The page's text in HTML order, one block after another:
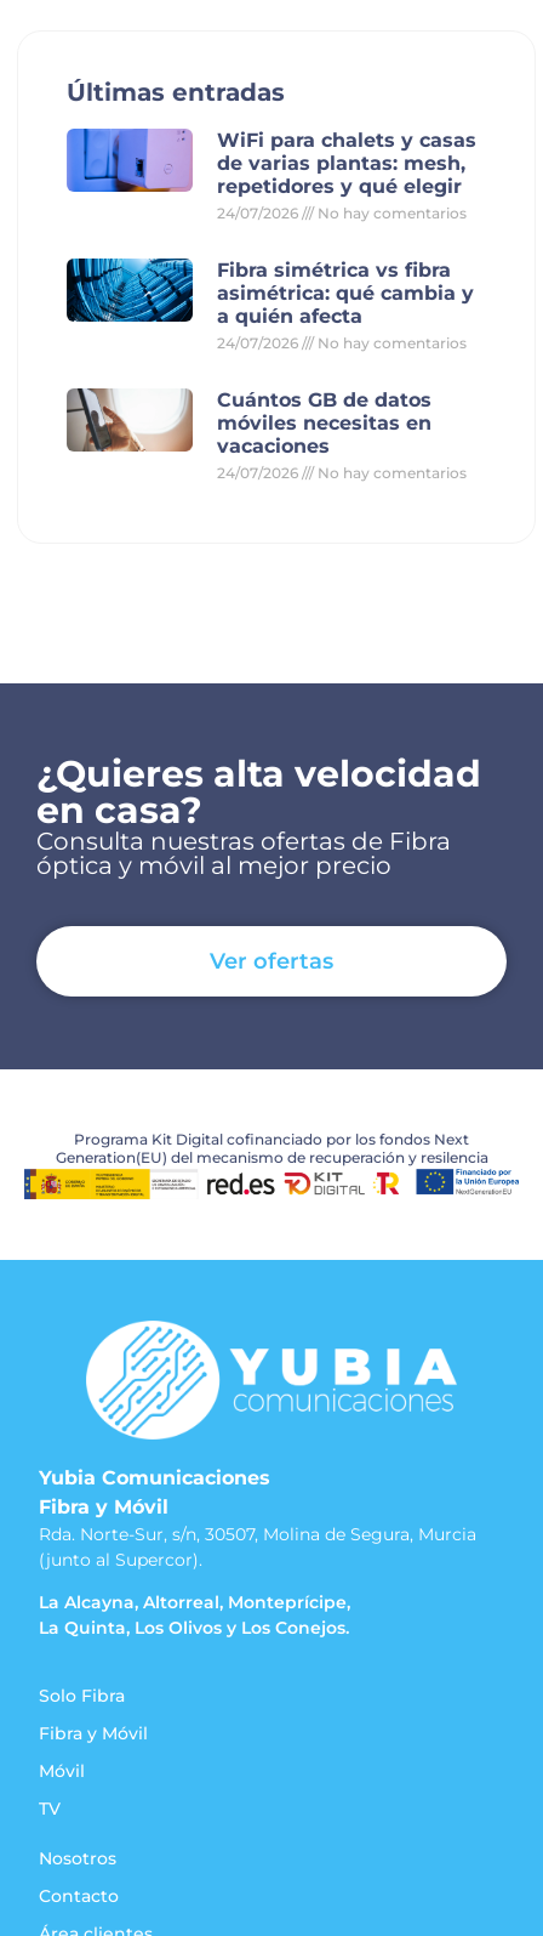
Últimas entradas
WiFi para chalets y casas
de varias plantas: mesh,
repetidores y qué elegir
24/07/2026 No hay comentarios
Fibra simétrica vs fibra
asimétrica: qué cambia y
a quién afecta
24/07/2026 No hay comentarios
Cuántos GB de datos
móviles necesitas en
vacaciones
24/07/2026 No hay comentarios
¿Quieres alta velocidad
en casa?
Consulta nuestras ofertas de Fibra
óptica y móvil al mejor precio
Ver ofertas
Programa Kit Digital cofinanciado por los fondos Next
Generation(EU) del mecanismo de recuperación y resilencia
Yubia Comunicaciones
Fibra y Móvil
Rda. Norte-Sur, s/n, 30507, Molina de Segura, Murcia
(junto al Supercor).
La Alcayna, Altorreal, Monteprícipe,
La Quinta, Los Olivos y Los Conejos.
Solo Fibra
Fibra y Móvil
Móvil
TV
Nosotros
Contacto